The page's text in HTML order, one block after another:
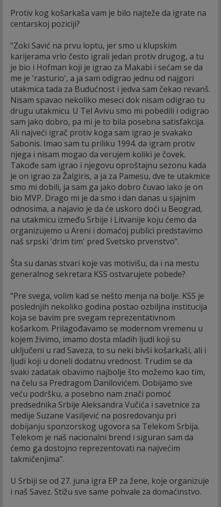
Protiv kog košarkaša vam je bilo najteže da igrate na
centarskoj poziciji?
"Zoki Savić na prvu loptu, jer smo u klupskim
karijerama vrlo često igrali jedan protiv drugog, a tu
je bio i Hofman koji je igrao za Makabi i sećam se da
me je 'rasturio', a ja sam odigrao jednu od najgori
utakmica tada za Budućnost i jedva sam čekao revanš.
Nisam spavao nekoliko meseci dok nisam odigrao tu
drugu utakmicu. U Tel Avivu smo mi pobedili i odigrao
sam jako dobro, pa mi je to bila posebna satisfakcija.
Ali najveći igrač protiv koga sam igrao je svakako
Sabonis. Imao sam tu priliku 1994. da igram protiv
njega i nisam mogao da verujem koliki je čovek.
Takođe sam igrao i njegovu oproštajnu sezonu kada
je on igrao za Žalgiris, a ja za Pamesu, dve te utakmice
smo mi dobili, ja sam ga jako dobro čuvao iako je on
bio MVP. Drago mi je da smo i dan danas u sjajnim
odnosima, a najavio je da će uskoro doći u Beograd,
na utakmicu između Srbije i Litvanije koju ćemo da
organizujemo u Areni i domaćoj publici predstavimo
naš srpski 'drim tim' pred Svetsko prvenstvo".
Šta su danas stvari koje vas motivišu, da i na mestu
generalnog sekretara KSS ostvarujete pobede?
"Pre svega, volim kad se nešto menja na bolje. KSS je
poslednjih nekoliko godina postao ozbiljna institucija
koja se bavim pre svegam reprezentativnom
košarkom. Prilagođavamo se modernom vremenu u
kojem živimo, imamo dosta mladih ljudi koji su
uključeni u rad Saveza, to su neki bivši košarkaši, ali i
ljudi koji u doneli dodatnu vrednost. Trudim se da
svaki zadatak obavimo najbolje što možemo kao tim,
na čelu sa Predragom Danilovićem. Dobijamo sve
veću podršku, a posebno nam znači pomoć
predsednika Srbije Aleksandra Vučića i savetnice za
medije Suzane Vasiljević na posredovanju pri
dobijanju sponzorskog ugovora sa Telekom Srbija.
Telekom je naš nacionalni brend i siguran sam da
ćemo ga dostojno reprezentovati na najvećim
takmičenjima".
U Srbiji se od 27. juna igra EP za žene, koje organizuje
i naš Savez. Stižu sve same pohvale za domaćinstvo.